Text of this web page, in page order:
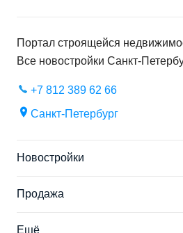
Портал строящейся
Все новостройки Санкт-
+7 812 389 62 66
Санкт-Петербург
Новостройки
Продажа
Ещё